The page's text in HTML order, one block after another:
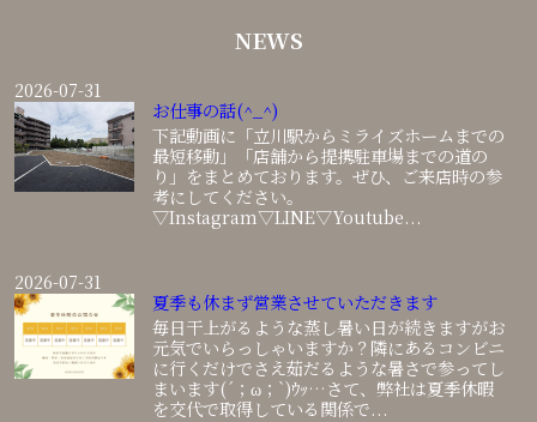
NEWS
2026-07-31
お仕事の話(^_^)
下記動画に「立川駅からミライズホームまでの
最短移動」「店舗から提携駐車場までの道の
り」をまとめております。ぜひ、ご来店時の参
考にしてください。
▽Instagram▽LINE▽Youtube...
2026-07-31
夏季も休まず営業させていただきます
毎日干上がるような蒸し暑い日が続きますがお
元気でいらっしゃいますか？隣にあるコンビニ
に行くだけでさえ茹だるような暑さで参ってし
まいます(´；ω；`)ｳｯ…さて、弊社は夏季休暇
を交代で取得している関係で...